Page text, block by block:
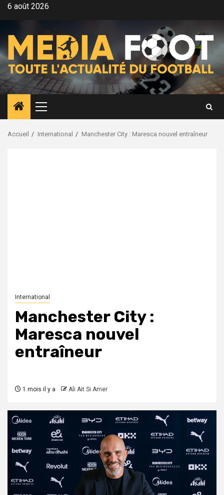
Aller6 août 2026
Menu
principal
Accueil International Manchester City : Maresca nouvel entraîneur
International
Manchester City :
Maresca nouvel
entraîneur
1 mois il y a Ali Ait Si Amer